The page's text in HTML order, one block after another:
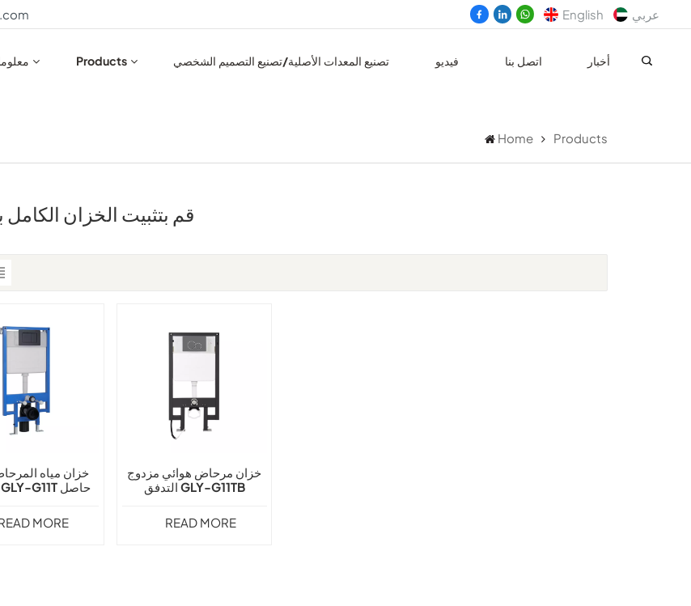
English عربي
Products تصنيع المعدات الأصلية/تصنيع التصميم الشخصي فيديو اتصل بنا أخبار
Home Products
قم بتثبيت الخزان
خزان مياه
MORE
خزان مرحاض هوائي مزدوج
التدفق GLY-G11TB
READ MORE